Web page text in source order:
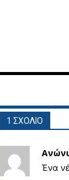
1 ΣΧΟΛΙΟ
Ένα